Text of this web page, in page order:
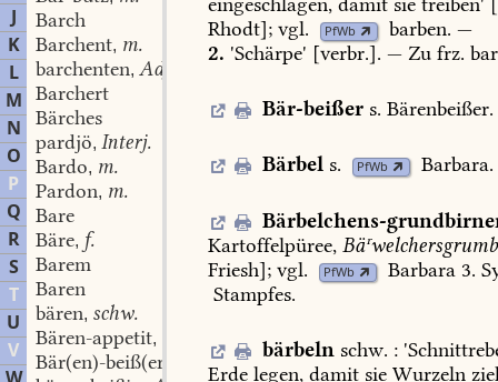
J
K
L
M
N
O
P
Q
R
S
T
U
V
Barch
Barchent, m.
barchenten, Adj.
Barchert
Bärches
pardjö, Interj.
Bardo, m.
Pardon, m.
Bare
Bäre, f.
Barem
Baren
bären, schw.
Bären-appetit,
Bär(en)-beiß(er)
Rhodt]; vgl. PfWb barben. —
2. 'Schärpe' [verbr.]. — Zu frz.
Bär-beißers. Bärenbeißer.
Bärbels. PfWb Barbara.
Bärbelchens-
Kartoffelpüree,
Friesh]; vgl. PfWb Barbara 3.
Stampfes.
bärbeln schw. :'
Erde legen, damit sie Wurzeln